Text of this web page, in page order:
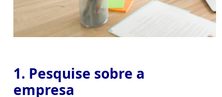
1. Pesquise sobre a
empresa